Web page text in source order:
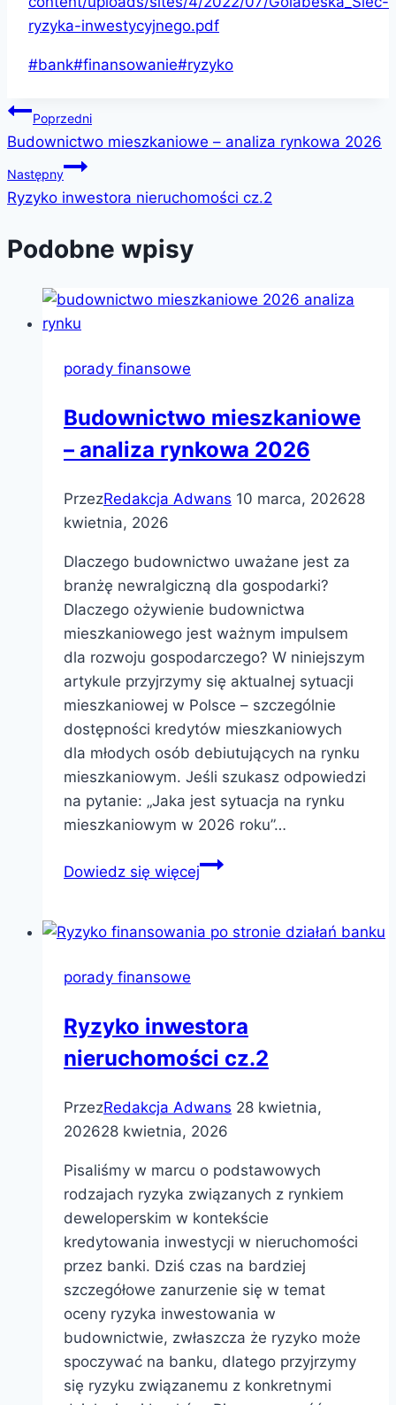
ryzyka-inwestycyjnego.pdf
Tagi
#bank#finansowanie#ryzyko
Nawigacja
wpisu
Poprzedni
Budownictwo mieszkaniowe – analiza rynkowa 2026
Następny
Ryzyko inwestora nieruchomości cz.2
Podobne wpisy
porady finansowe
Budownictwo mieszkaniowe
– analiza rynkowa 2026
PrzezRedakcja Adwans 10 marca, 202628
kwietnia, 2026
Dlaczego budownictwo uważane jest za
branżę newralgiczną dla gospodarki?
Dlaczego ożywienie budownictwa
mieszkaniowego jest ważnym impulsem
dla rozwoju gospodarczego? W niniejszym
artykule przyjrzymy się aktualnej sytuacji
mieszkaniowej w Polsce – szczególnie
dostępności kredytów mieszkaniowych
dla młodych osób debiutujących na rynku
mieszkaniowym. Jeśli szukasz odpowiedzi
na pytanie: „Jaka jest sytuacja na rynku
mieszkaniowym w 2026 roku”…
Dowiedz się więcejBudownictwo
analiza
porady finansowe
Ryzyko inwestora
nieruchomości cz.2
PrzezRedakcja Adwans 28 kwietnia,
202628 kwietnia, 2026
Pisaliśmy w marcu o podstawowych
rodzajach ryzyka związanych z rynkiem
deweloperskim w kontekście
kredytowania inwestycji w nieruchomości
przez banki. Dziś czas na bardziej
szczegółowe zanurzenie się w temat
oceny ryzyka inwestowania w
budownictwie, zwłaszcza że ryzyko może
spoczywać na banku, dlatego przyjrzymy
się ryzyku związanemu z konkretnymi